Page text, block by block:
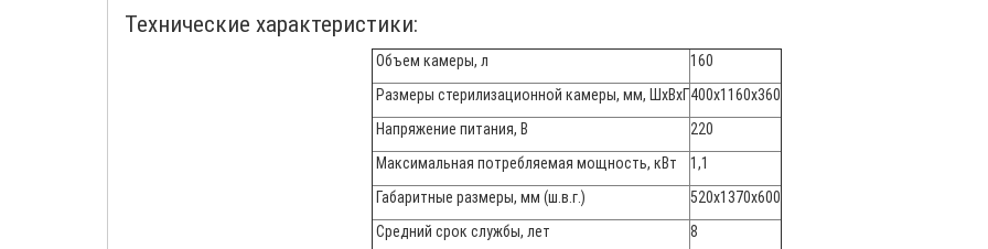
Технические характеристики:
Объем камеры, л
160
Размеры стерилизационной камеры, мм, ШхВхГ400х1160х360
Напряжение питания, В
220
Максимальная потребляемая мощность, кВт
1,1
Габаритные размеры, мм (ш.в.г.)
520х1370х600
Средний срок службы, лет
8